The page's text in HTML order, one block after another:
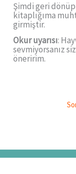
Şimdi geri
kitaplığıma
girmiştir.
Okur uyarısı:
sevmiyorsanız
öneririm.